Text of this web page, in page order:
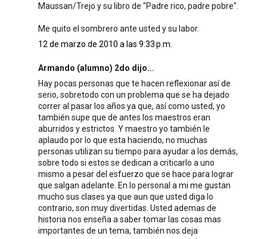
Maussan/Trejo y su libro de "Padre rico, padre pobre".
Me quito el sombrero ante usted y su labor.
12 de marzo de 2010 a las 9:33 p.m.
Armando (alumno) 2do dijo...
Hay pocas personas que te hacen reflexionar así de
serio, sobretodo con un problema que se ha dejado
correr al pasar los años ya que, así como usted, yo
también supe que de antes los maestros eran
aburridos y estrictos. Y maestro yo también le
aplaudo por lo que esta haciendo, no muchas
personas utilizan su tiempo para ayudar a los demás,
sobre todo si estos se dedican a criticarlo a uno
mismo a pesar del esfuerzo que se hace para lograr
que salgan adelante. En lo personal a mi me gustan
mucho sus clases ya que aun que usted diga lo
contrario, son muy divertidas. Usted ademas de
historia nos enseña a saber tomar las cosas mas
importantes de un tema, también nos deja